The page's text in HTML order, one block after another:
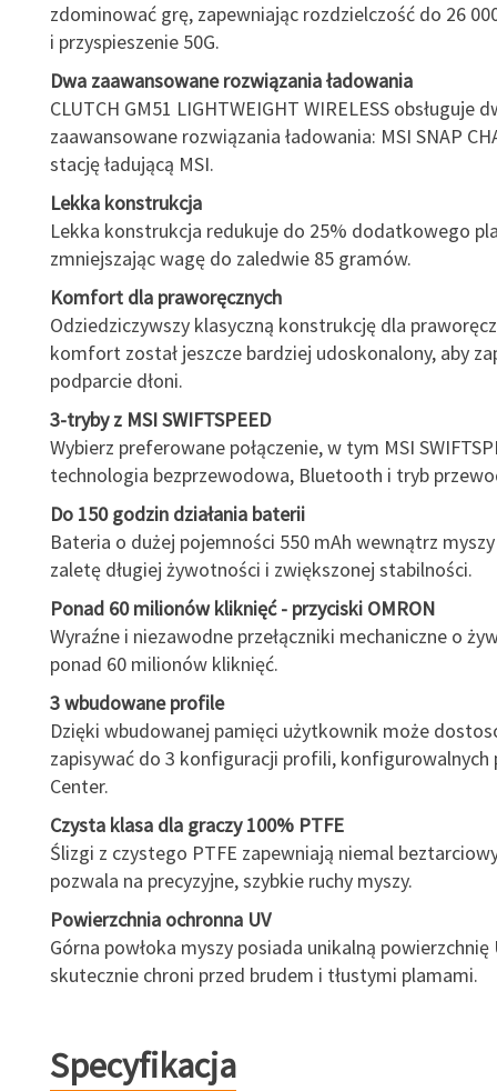
zdominować grę, zapewniając rozdzielczość do 26
i przyspieszenie 50G.
Dwa zaawansowane rozwiązania ładowania
CLUTCH GM51 LIGHTWEIGHT WIRELESS obsługuje
zaawansowane rozwiązania ładowania: MSI SNAP
stację ładującą MSI.
Lekka konstrukcja
Lekka konstrukcja redukuje do 25% dodatkowego
zmniejszając wagę do zaledwie 85 gramów.
Komfort dla praworęcznych
Odziedziczywszy klasyczną konstrukcję dla
komfort został jeszcze bardziej udoskonalony, aby
podparcie dłoni.
3-tryby z MSI SWIFTSPEED
Wybierz preferowane połączenie, w tym MSI
technologia bezprzewodowa, Bluetooth i tryb
Do 150 godzin działania baterii
Bateria o dużej pojemności 550 mAh wewnątrz
zaletę długiej żywotności i zwiększonej stabilności.
Ponad 60 milionów kliknięć - przyciski OMRON
Wyraźne i niezawodne przełączniki mechaniczne o
ponad 60 milionów kliknięć.
3 wbudowane profile
Dzięki wbudowanej pamięci użytkownik może
zapisywać do 3 konfiguracji profili, konfigurowalnych
Center.
Czysta klasa dla graczy 100% PTFE
Ślizgi z czystego PTFE zapewniają niemal
pozwala na precyzyjne, szybkie ruchy myszy.
Powierzchnia ochronna UV
Górna powłoka myszy posiada unikalną powierzchnię
skutecznie chroni przed brudem i tłustymi plamami.
Specyfikacja